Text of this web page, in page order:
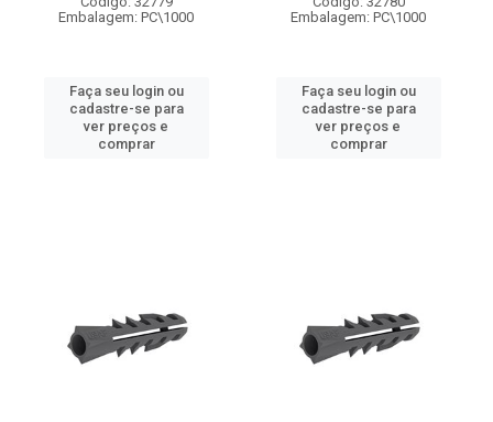
Embalagem: PC\1000
Faça seu login ou
cadastre-se para
ver preços e
comprar
Embalagem: PC\1000
Faça seu login ou
cadastre-se para
ver preços e
comprar